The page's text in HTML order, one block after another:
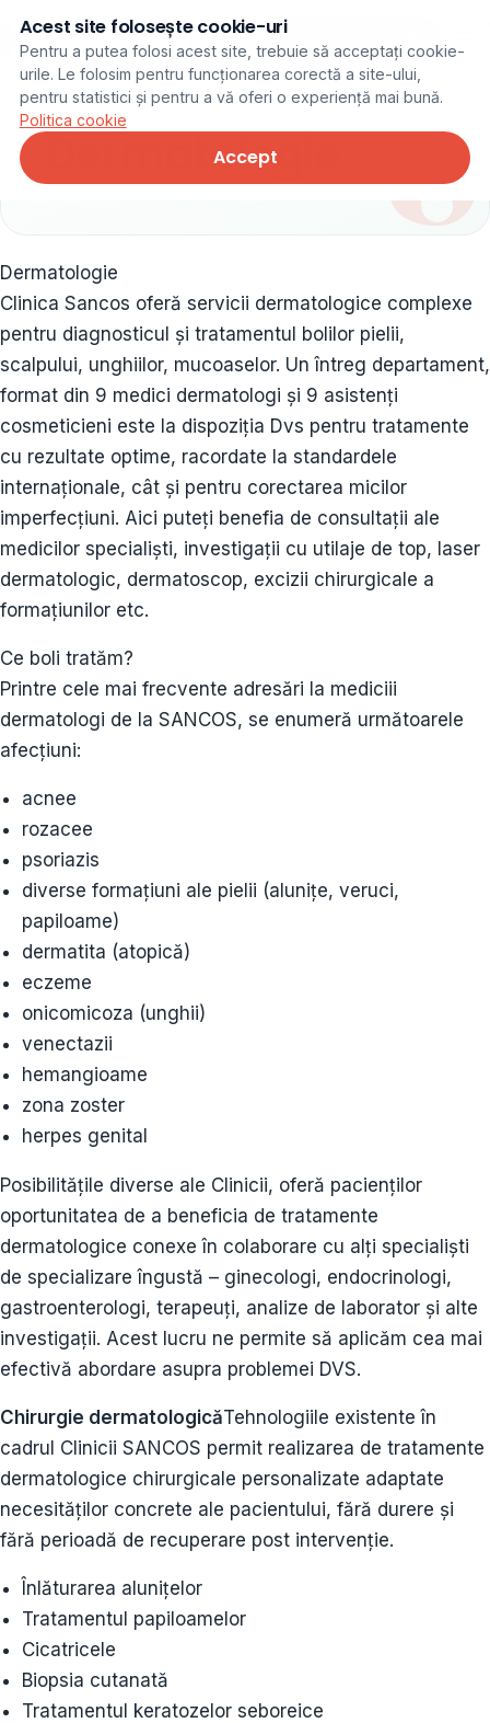
Programare online
Dermatologie
Dermatologie
Clinica Sancos oferă servicii dermatologice complexe
pentru diagnosticul și tratamentul bolilor pielii,
scalpului, unghiilor, mucoaselor. Un întreg departament,
format din 9 medici dermatologi și 9 asistenți
cosmeticieni este la dispoziția Dvs pentru tratamente
cu rezultate optime, racordate la standardele
internaționale, cât și pentru corectarea micilor
imperfecțiuni. Aici puteți benefia de consultații ale
medicilor specialiști, investigații cu utilaje de top, laser
dermatologic, dermatoscop, excizii chirurgicale a
formațiunilor etc.
Ce boli tratăm?
Printre cele mai frecvente adresări la mediciii
dermatologi de la SANCOS, se enumeră următoarele
afecțiuni:
acnee
rozacee
psoriazis
diverse formațiuni ale pielii (alunițe, veruci,
papiloame)
dermatita (atopică)
eczeme
onicomicoza (unghii)
venectazii
hemangioame
zona zoster
herpes genital
Posibilitățile diverse ale Clinicii, oferă pacienților
oportunitatea de a beneficia de tratamente
dermatologice conexe în colaborare cu alți specialiști
de specializare îngustă – ginecologi, endocrinologi,
gastroenterologi, terapeuți, analize de laborator și alte
investigații. Acest lucru ne permite să aplicăm cea mai
efectivă abordare asupra problemei DVS.
Chirurgie dermatologicăTehnologiile existente în
cadrul Clinicii SANCOS permit realizarea de tratamente
dermatologice chirurgicale personalizate adaptate
necesităților concrete ale pacientului, fără durere și
fără perioadă de recuperare post intervenție.
Înlăturarea alunițelor
Tratamentul papiloamelor
Cicatricele
Biopsia cutanată
Tratamentul keratozelor seboreice
Acest site folosește cookie-uri
Pentru a putea folosi acest site, trebuie să acceptați cookie-
urile. Le folosim pentru funcționarea corectă a site-ului,
pentru statistici și pentru a vă oferi o experiență mai bună.
Politica cookie
Accept